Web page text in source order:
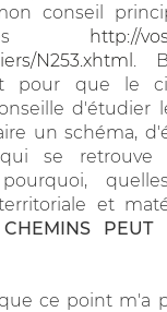
conseil
http://
N253.xhtml .
pour que le
d'étudier
un schéma,
se retrouve
et
PEUT
ce point m'a